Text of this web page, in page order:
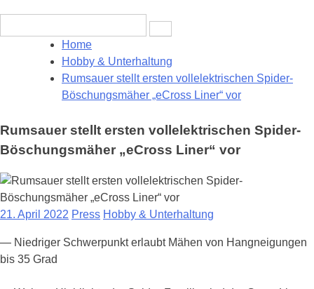
for:
Home
Hobby & Unterhaltung
Rumsauer stellt ersten vollelektrischen Spider-
Böschungsmäher „eCross Liner“ vor
Rumsauer stellt ersten vollelektrischen Spider-
Böschungsmäher „eCross Liner“ vor
21. April 2022 Press Hobby & Unterhaltung
— Niedriger Schwerpunkt erlaubt Mähen von Hangneigungen
bis 35 Grad